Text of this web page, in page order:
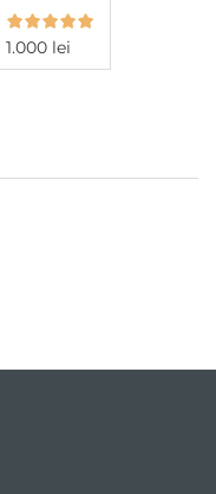
1.000 lei